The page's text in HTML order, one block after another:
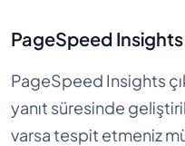
PageSpeed Insights
PageSpeed Insights
yanıt süresinde
varsa tespit etmeniz